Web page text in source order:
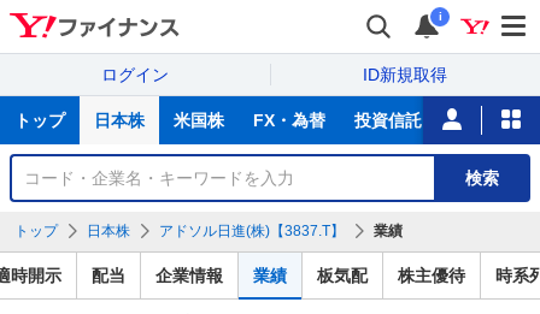
i
ログイン ID新規取得
サ
トップ 日本株 米国株 FX・為替 投資信託 ニュース
銘
検
索
検索
トップ 日本株 アドソル日進(株)【3837.T】 業績
時開示 配当 企業情報 業績 板気配 株主優待 時系